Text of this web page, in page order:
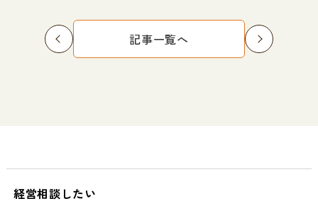
記事一覧へ
経営相談したい